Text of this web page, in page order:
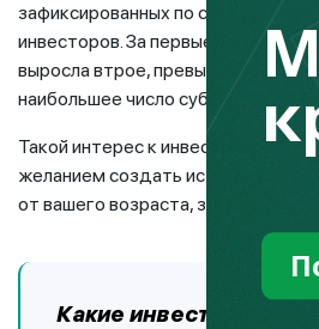
зафиксированных по состоянию
инвесторов. За первые шесть
выросла втрое, превысив
наибольшее число субсчетов
Такой интерес к инвестициям на
желанием создать источники
от вашего возраста, здоровья и
Какие